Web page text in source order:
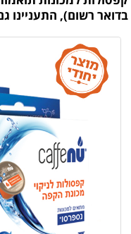
בדואר רשום), התעניינו